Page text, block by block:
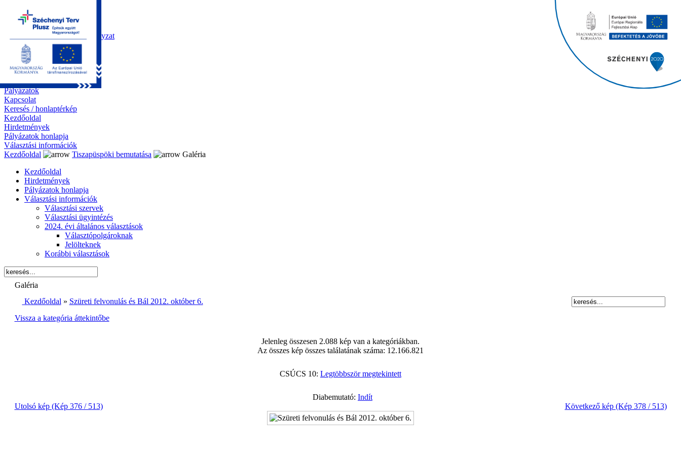
Kezdőoldal
Önkormányzat
Polgármesteri Hivatal
Roma Nemzetiségi Önkormányzat
Elektronikus ügyintézés
Közérdekű információk
Tiszapüspöki bemutatása
Galéria
Díjazottaink
Pályázatok
Kapcsolat
Keresés / honlaptérkép
Kezdőoldal
Hirdetmények
Pályázatok honlapja
Választási információk
Kezdőoldal
Tiszapüspöki bemutatása
Galéria
Kezdőoldal
Hirdetmények
Pályázatok honlapja
Választási információk
Választási szervek
Választási ügyintézés
2024. évi általános választások
Választópolgároknak
Jelölteknek
Korábbi választások
Galéria
Kezdőoldal » Szüreti felvonulás és Bál 2012. október 6.
Vissza a kategória áttekintőbe
Jelenleg összesen 2.088 kép van a kategóriákban.
Az összes kép összes találatának száma: 12.166.821
CSÚCS 10: Legtöbbször megtekintett
Diabemutató: Indít
Utolsó kép (Kép 376 / 513)
Következő kép (Kép 378 / 513)